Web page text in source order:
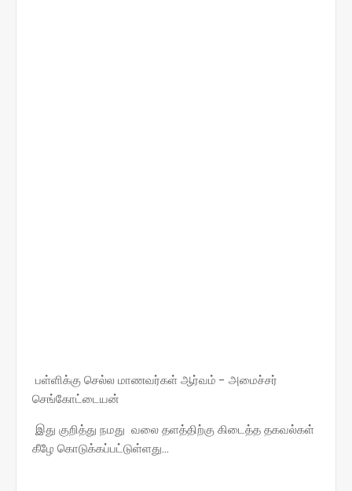
பள்ளிக்கு செல்ல மாணவர்கள் ஆர்வம் - அமைச்சர்
செங்கோட்டையன்
இது குறித்து நமது வலை தளத்திற்கு கிடைத்த தகவல்கள்
கீழே கொடுக்கப்பட்டுள்ளது...